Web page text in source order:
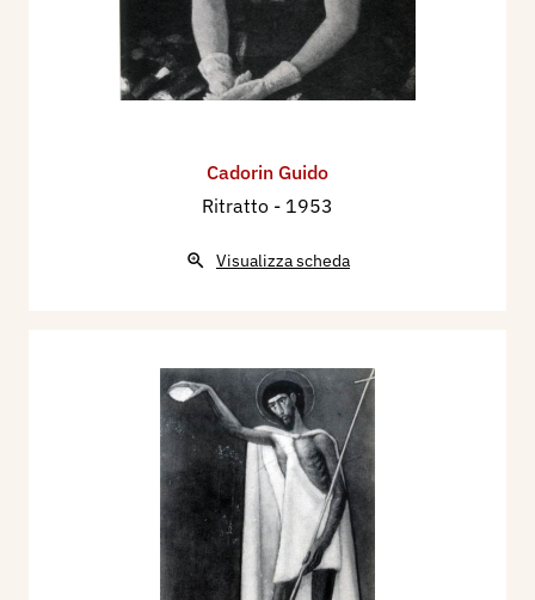
Cadorin Guido
Ritratto - 1953
Visualizza scheda